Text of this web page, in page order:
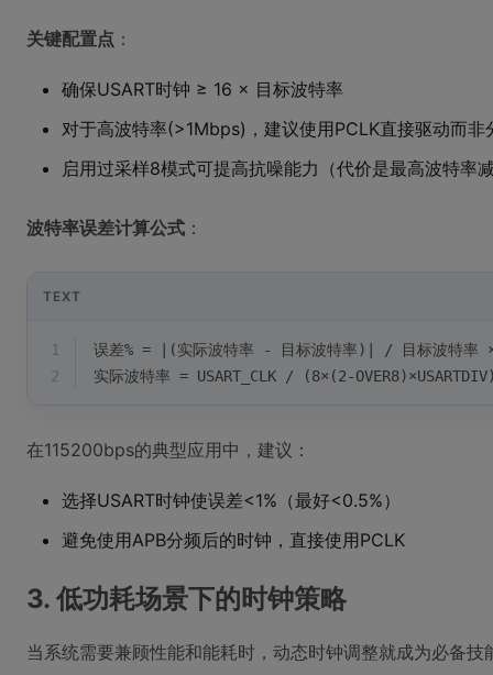
关键配置点 ：
确保USART时钟 ≥ 16 × 目标波特率
对于高波特率(>1Mbps)，建议使用PCLK直接驱动而非
启用过采样8模式可提高抗噪能力（代价是最高波特率
波特率误差计算公式 ：
TEXT
1
误差% = |(实际波特率 - 目标波特率)| / 目标波特率
2
实际波特率 = USART_CLK / (8×(2-
在115200bps的典型应用中，建议：
选择USART时钟使误差<1%（最好<0.5%）
避免使用APB分频后的时钟，直接使用PCLK
3. 低功耗场景下的时钟策略
当系统需要兼顾性能和能耗时，动态时钟调整就成为必备